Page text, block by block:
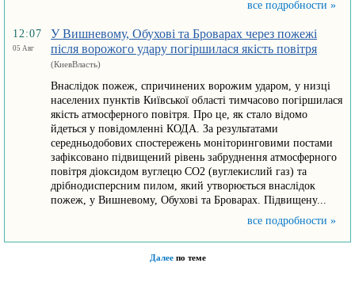
все подробности »
12:07
05 Авг
У Вишневому, Обухові та Броварах через пожежі
після ворожого удару погіршилася якість повітря
(КиевВласть)
Внаслідок пожеж, спричинених ворожим ударом, у низці
населених пунктів Київської області тимчасово погіршилася
якість атмосферного повітря. Про це, як стало відомо
йдеться у повідомленні КОДА. За результатами
середньодобових спостережень моніторинговими постами
зафіксовано підвищений рівень забруднення атмосферного
повітря діоксидом вуглецю СО2 (вуглекислий газ) та
дрібнодисперсним пилом, який утворюється внаслідок
пожеж, у Вишневому, Обухові та Броварах. Підвищену...
все подробности »
Далеепо теме